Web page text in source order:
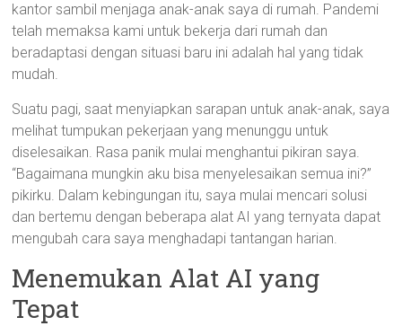
kantor sambil menjaga anak-anak saya di rumah. Pandemi
telah memaksa kami untuk bekerja dari rumah dan
beradaptasi dengan situasi baru ini adalah hal yang tidak
mudah.
Suatu pagi, saat menyiapkan sarapan untuk anak-anak, saya
melihat tumpukan pekerjaan yang menunggu untuk
diselesaikan. Rasa panik mulai menghantui pikiran saya.
“Bagaimana mungkin aku bisa menyelesaikan semua ini?”
pikirku. Dalam kebingungan itu, saya mulai mencari solusi
dan bertemu dengan beberapa alat AI yang ternyata dapat
mengubah cara saya menghadapi tantangan harian.
Menemukan Alat AI yang
Tepat